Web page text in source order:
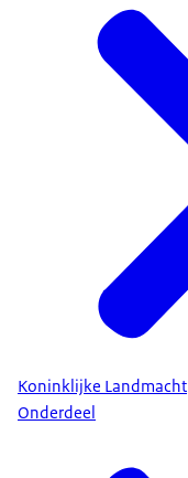
Koninklijke Landmacht
Onderdeel